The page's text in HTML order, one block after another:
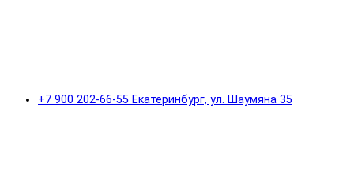
+7 900 202-66-55 Екатеринбург, ул. Шаумяна 35